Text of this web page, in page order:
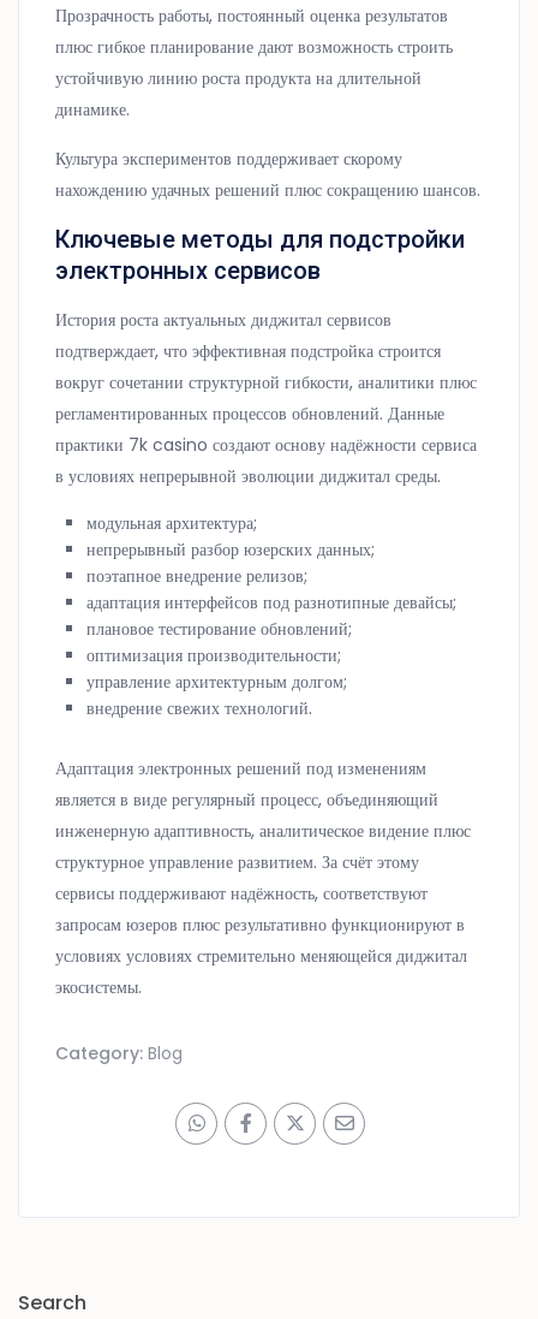
Прозрачность работы, постоянный оценка результатов
плюс гибкое планирование дают возможность строить
устойчивую линию роста продукта на длительной
динамике.
Культура экспериментов поддерживает скорому
нахождению удачных решений плюс сокращению шансов.
Ключевые методы для подстройки
электронных сервисов
История роста актуальных диджитал сервисов
подтверждает, что эффективная подстройка строится
вокруг сочетании структурной гибкости, аналитики плюс
регламентированных процессов обновлений. Данные
практики 7k casino создают основу надёжности сервиса
в условиях непрерывной эволюции диджитал среды.
модульная архитектура;
непрерывный разбор юзерских данных;
поэтапное внедрение релизов;
адаптация интерфейсов под разнотипные девайсы;
плановое тестирование обновлений;
оптимизация производительности;
управление архитектурным долгом;
внедрение свежих технологий.
Адаптация электронных решений под изменениям
является в виде регулярный процесс, объединяющий
инженерную адаптивность, аналитическое видение плюс
структурное управление развитием. За счёт этому
сервисы поддерживают надёжность, соответствуют
запросам юзеров плюс результативно функционируют в
условиях условиях стремительно меняющейся диджитал
экосистемы.
Category:Blog
Search